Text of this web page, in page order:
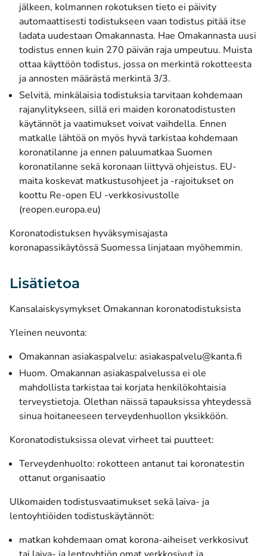
jälkeen, kolmannen rokotuksen tieto ei päivity
automaattisesti todistukseen vaan todistus pitää itse
ladata uudestaan Omakannasta. Hae Omakannasta uusi
todistus ennen kuin 270 päivän raja umpeutuu. Muista
ottaa käyttöön todistus, jossa on merkintä rokotteesta
ja annosten määrästä merkintä 3/3.
Selvitä, minkälaisia todistuksia tarvitaan kohdemaan
rajanylitykseen, sillä eri maiden koronatodistusten
käytännöt ja vaatimukset voivat vaihdella. Ennen
matkalle lähtöä on myös hyvä tarkistaa kohdemaan
koronatilanne ja ennen paluumatkaa Suomen
koronatilanne sekä koronaan liittyvä ohjeistus. EU-
maita koskevat matkustusohjeet ja -rajoitukset on
koottu Re-open EU -verkkosivustolle
(reopen.europa.eu)
Koronatodistuksen hyväksymisajasta
koronapassikäytössä Suomessa linjataan myöhemmin.
Lisätietoa
Kansalaiskysymykset Omakannan koronatodistuksista
Yleinen neuvonta:
Omakannan asiakaspalvelu: asiakaspalvelu@kanta.fi
Huom. Omakannan asiakaspalvelussa ei ole
mahdollista tarkistaa tai korjata henkilökohtaisia
terveystietoja. Olethan näissä tapauksissa yhteydessä
sinua hoitaneeseen terveydenhuollon yksikköön.
Koronatodistuksissa olevat virheet tai puutteet:
Terveydenhuolto: rokotteen antanut tai koronatestin
ottanut organisaatio
Ulkomaiden todistusvaatimukset sekä laiva- ja
lentoyhtiöiden todistuskäytännöt:
matkan kohdemaan omat korona-aiheiset verkkosivut